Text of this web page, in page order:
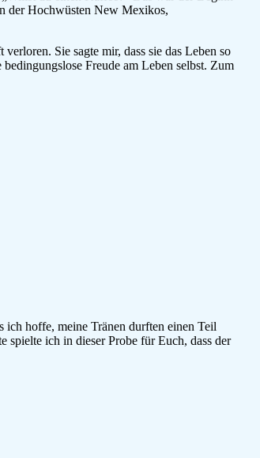
der Hochwüsten New Mexikos,
Sie sagte mir, dass sie das Leben so
Freude am Leben selbst. Zum
hoffe, meine Tränen durften einen Teil
spielte ich in dieser Probe für Euch, dass der